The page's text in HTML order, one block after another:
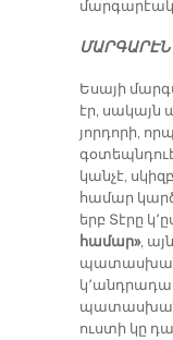
ՄԱՐԳԱՐԷՆ
Եսայի
էր, սակայն
յորդորի,
կանչէ,
համար
երբ Տէրը
համար»,
ուստի կը